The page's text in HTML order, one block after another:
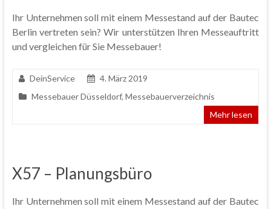
Ihr Unternehmen soll mit einem Messestand auf der Bautec
Berlin vertreten sein? Wir unterstützen Ihren Messeauftritt
und vergleichen für Sie Messebauer!
DeinService
4. März 2019
Messebauer Düsseldorf, Messebauerverzeichnis
Mehr lesen
X57 – Planungsbüro
Ihr Unternehmen soll mit einem Messestand auf der Bautec